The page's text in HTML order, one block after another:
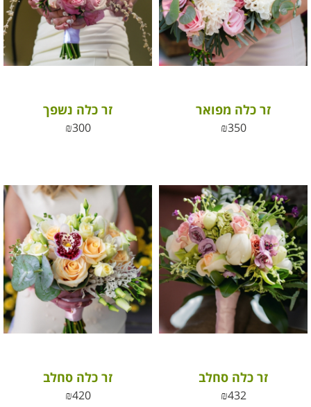
זר כלה מפואר
₪350
זר כלה נשפך
₪300
זר כלה סחלב
₪432
זר כלה סחלב
₪420